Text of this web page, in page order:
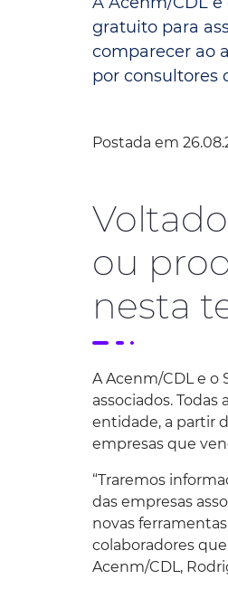
Convênio Parque das
Convênio Mix da Saúde
gratuito para
comparecer ao
por consultores
Postada em
ou
nesta
A Acenm/CDL e o
associados.
entidade, a partir
empresas que
“Traremos
das empresas
novas
colaboradores
Acenm/CDL,